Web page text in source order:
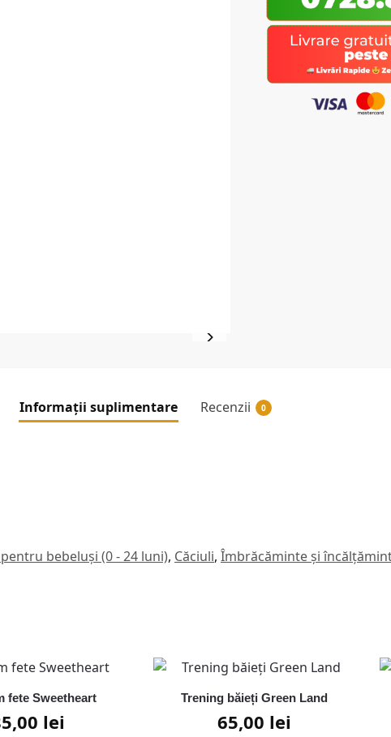
Informații suplimentare Recenzii 0
bebeluși (0 - 24 luni), Căciuli, Îmbrăcăminte și
fete Sweetheart
lei
Trening băieți Green Land
65,00 lei